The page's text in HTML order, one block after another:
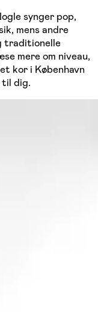
synger pop,
mens andre
traditionelle
mere om niveau,
kor i København
dig.